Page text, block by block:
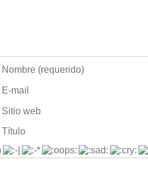
Nombre (requerido)
E-mail
Sitio web
Título